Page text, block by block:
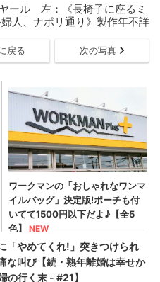
ール 左：《長椅子に座るミ
人、ナポリ通り》製作年不詳
戻る 次の写真